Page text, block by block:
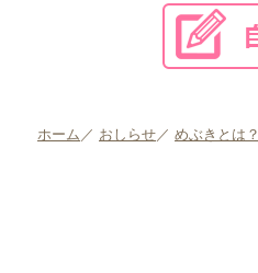
ホーム ／ おしらせ／ めぶきとは？